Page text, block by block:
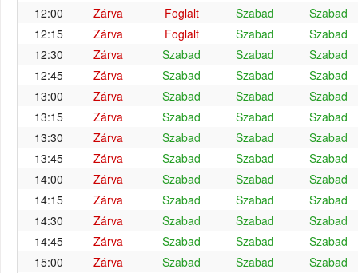
12:00
Zárva Foglalt Szabad
Szabad
12:15
Zárva Foglalt Szabad
Szabad
12:30
Zárva Szabad Szabad
Szabad
12:45
Zárva Szabad Szabad
Szabad
13:00
Zárva Szabad Szabad
Szabad
13:15
Zárva Szabad Szabad
Szabad
13:30
Zárva Szabad Szabad
Szabad
13:45
Zárva Szabad Szabad
Szabad
14:00
Zárva Szabad Szabad
Szabad
14:15
Zárva Szabad Szabad
Szabad
14:30
Zárva Szabad Szabad
Szabad
14:45
Zárva Szabad Szabad
Szabad
15:00
Zárva Szabad Szabad
Szabad